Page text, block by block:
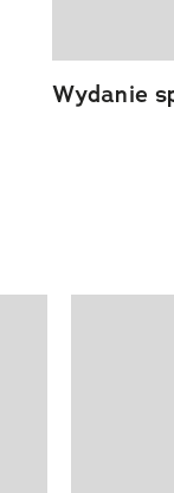
Wydanie